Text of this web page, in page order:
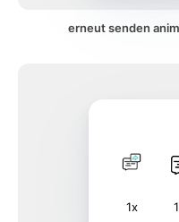
erneut senden
1x